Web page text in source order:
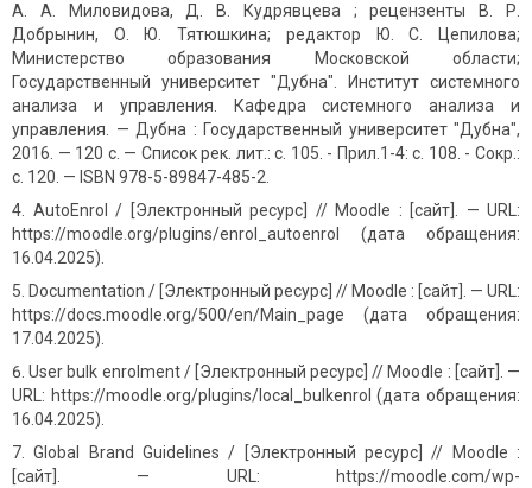
А. А. Миловидова, Д. В. Кудрявцева ; рецензенты В. Р.
Добрынин, О. Ю. Тятюшкина; редактор Ю. С. Цепилова;
Министерство образования Московской области;
Государственный университет "Дубна". Институт системного
анализа и управления. Кафедра системного анализа и
управления. — Дубна : Государственный университет "Дубна",
2016. — 120 с. — Список рек. лит.: с. 105. - Прил.1-4: с. 108. - Сокр.:
с. 120. — ISBN 978-5-89847-485-2.
AutoEnrol / [Электронный ресурс] // Moodle : [сайт]. — URL:
https://moodle.org/plugins/enrol_autoenrol (дата обращения:
16.04.2025).
Documentation / [Электронный ресурс] // Moodle : [сайт]. — URL:
https://docs.moodle.org/500/en/Main_page (дата обращения:
17.04.2025).
User bulk enrolment / [Электронный ресурс] // Moodle : [сайт]. —
URL: https://moodle.org/plugins/local_bulkenrol (дата обращения:
16.04.2025).
Global Brand Guidelines / [Электронный ресурс] // Moodle :
[сайт]. — URL: https://moodle.com/wp-